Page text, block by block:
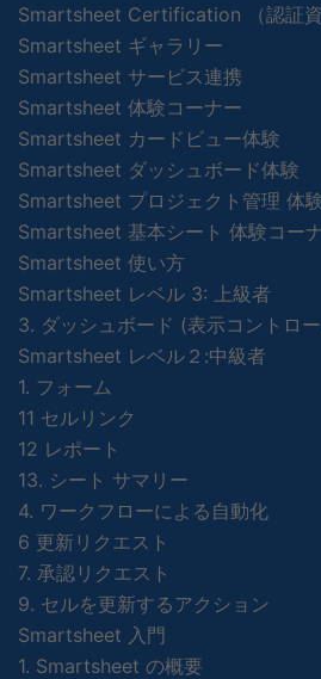
Smartsheet Certification （認証資
Smartsheet ギャラリー
Smartsheet サービス連携
Smartsheet 体験コーナー
Smartsheet カードビュー体験
Smartsheet ダッシュボード体験
Smartsheet プロジェクト管理 体
Smartsheet 基本シート 体験コー
Smartsheet 使い方
Smartsheet レベル 3: 上級者
3. ダッシュボード (表示コントロー
Smartsheet レベル２:中級者
1. フォーム
11 セルリンク
12 レポート
13. シート サマリー
4. ワークフローによる自動化
6 更新リクエスト
7. 承認リクエスト
9. セルを更新するアクション
Smartsheet 入門
1. Smartsheet の概要